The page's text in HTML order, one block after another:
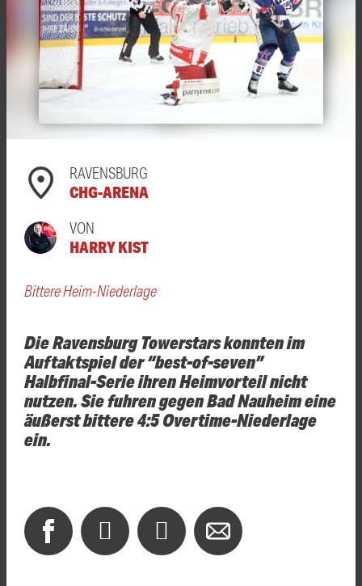
RAVENSBURG
CHG-ARENA
VON
HARRY KIST
Bittere Heim-Niederlage
Die Ravensburg Towerstars konnten im
Auftaktspiel der “best-of-seven”
Halbfinal-Serie ihren Heimvorteil nicht
nutzen. Sie fuhren gegen Bad Nauheim eine
äußerst bittere 4:5 Overtime-Niederlage
ein.